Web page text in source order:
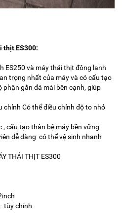
thịt ES300:
ES250 và máy thái thịt đông lạnh
trọng nhất của máy và có cấu tạo
phận gắn đá mài bên cạnh, giúp
chỉnh Có thể điều chỉnh độ to nhỏ
cấu tạo thân bệ máy bền vững
dễ dàng có thể vệ sinh nhanh
THÁI THỊT ES300
tùy chỉnh